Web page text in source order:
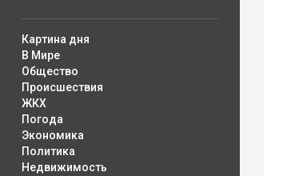
Картина дня
В Мире
Общество
Происшествия
ЖКХ
Погода
Экономика
Политика
Недвижимость